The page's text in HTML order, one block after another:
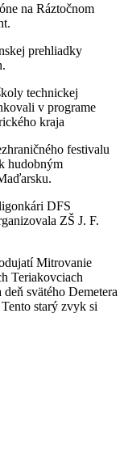
na Ráztočnom
prehliadky
technickej
v programe
kraja
festivalu
hudobným
DFS
ZŠ J. F.
Mitrovanie
Teriakovciach
svätého Demetera
starý zvyk si